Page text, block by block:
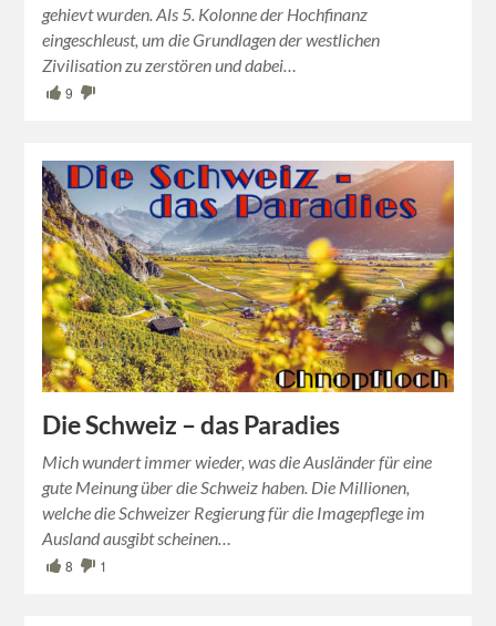
gehievt wurden. Als 5. Kolonne der Hochfinanz
eingeschleust, um die Grundlagen der westlichen
Zivilisation zu zerstören und dabei…
9
Die Schweiz – das Paradies
Mich wundert immer wieder, was die Ausländer für eine
gute Meinung über die Schweiz haben. Die Millionen,
welche die Schweizer Regierung für die Imagepflege im
Ausland ausgibt scheinen…
8 1